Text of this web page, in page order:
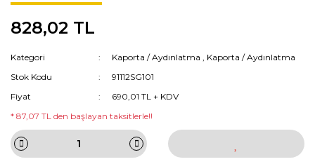
828,02 TL
Kategori Kaporta / Aydınlatma , Kaporta / Aydınlatma
Stok Kodu
91112SG101
Fiyat
690,01 TL + KDV
* 87,07 TL den başlayan taksitlerle!!